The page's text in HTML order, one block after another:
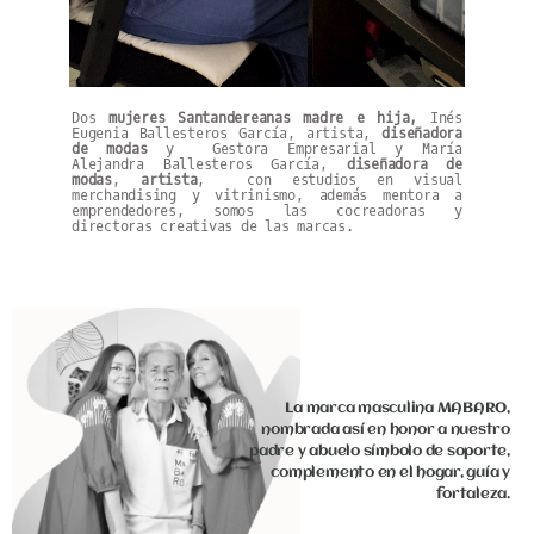
Dosmujeres Santandereanas madre e hija,
Inés
Eugenia Ballesteros García, artista,diseñadora
de modasy Gestora Empresarial y María
Alejandra Ballesteros García, diseñadora de
modas, artista, con estudios en visual
merchandising y vitrinismo, además mentora a
emprendedores, somos las cocreadoras y
directoras creativas de las marcas.
La marca masculina MABARO,
nombrada así en honor a nuestro
padre y abuelo símbolo de soporte,
complemento en el hogar, guía y
fortaleza.